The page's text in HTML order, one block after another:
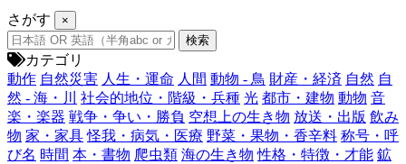
さがす ×
カテゴリ
動作 自然災害 人生・運命 人間 動物 - 鳥 財産・経済 自然 自
然 - 海・川
社会的地位・階級・兵種 光 都市・建物 動物 音
楽・楽器 戦争・争い・勝負 空想上の生き物 放送・出版 飲み
物 家・家具 怪我・病気・医療 野菜・果物・香辛料 称号・呼
び名 時間 本・書物 爬虫類 海の生き物 性格・特徴・才能 鉱